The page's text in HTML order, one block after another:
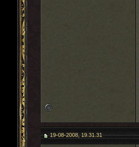
19-08-2008, 19.31.31